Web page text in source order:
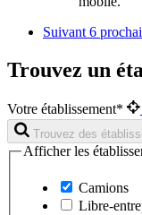
Suivant 6
Trouvez un
Votre établissement*
Trouvez des
Afficher les
Camions
Libre-